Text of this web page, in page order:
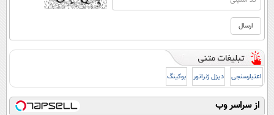
اعتبارسنجی دیزل ژنراتور بوکینگ
از سراسر وب